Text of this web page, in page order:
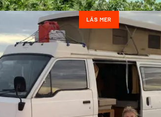
LÄS MER